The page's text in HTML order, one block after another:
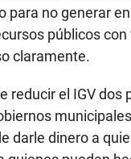
para no generar
públicos
claramente.
reducir el IGV dos
darle dinero a